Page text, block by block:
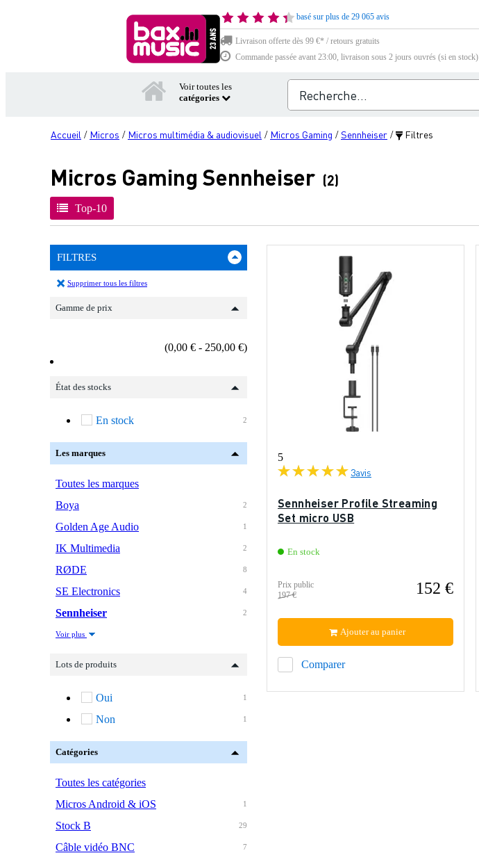
basé sur plus de 29 065 avis
Livraison offerte dès 99 €* / retours gratuits
Commande passée avant 23:00, livraison sous 2 jours ouvrés (si en stock)
Voir toutes les
catégories
Accueil / Micros / Micros multimédia & audiovisuel / Micros Gaming /Sennheiser / Filtres
Micros Gaming Sennheiser (2)
Top-10
FILTRES
Supprimer tous les filtres
Gamme de prix
(0,00 € - 250,00 €)
État des stocks
2
En stock
Les marques
Toutes les marques
2
Boya
1
Golden Age Audio
2
IK Multimedia
8
RØDE
4
SE Electronics
2
Sennheiser
Voir plus
Lots de produits
1
Oui
1
Non
Catégories
Toutes les catégories
1
Micros Android & iOS
29
Stock B
7
Câble vidéo BNC
5
3avis
Sennheiser Profile Streaming
Set micro USB
En stock
Prix public
197 €
152 €
Comparer
Ajouter au panier